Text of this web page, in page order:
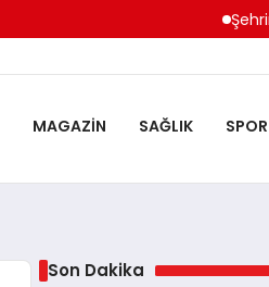
Şehrin
MAGAZIN SAĞLIK SPOR
Son Dakika